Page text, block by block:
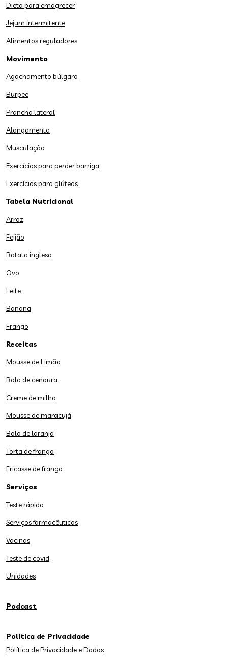
Dieta para emagrecer
Jejum intermitente
Alimentos reguladores
Movimento
Agachamento búlgaro
Burpee
Prancha lateral
Alongamento
Musculação
Exercícios para perder barriga
Exercícios para glúteos
Tabela Nutricional
Arroz
Feijão
Batata inglesa
Ovo
Leite
Banana
Frango
Receitas
Mousse de Limão
Bolo de cenoura
Creme de milho
Mousse de maracujá
Bolo de laranja
Torta de frango
Fricasse de frango
Serviços
Teste rápido
Serviços farmacêuticos
Vacinas
Teste de covid
Unidades
Podcast
Política de Privacidade
Política de Privacidade e Dados